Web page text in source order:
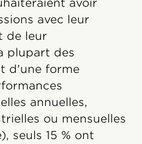
avoir
avec leur
de leur
plupart des
d'une forme
annuelles,
ou mensuelles
seuls 15 % ont